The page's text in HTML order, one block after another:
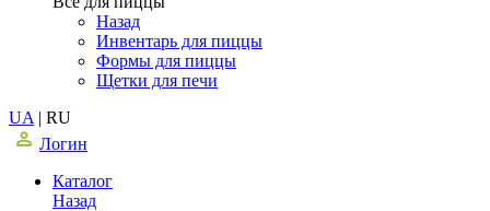
Назад
Инвентарь для пиццы
Формы для пиццы
Щетки для печи
UA | RU
Логин
Каталог
Назад